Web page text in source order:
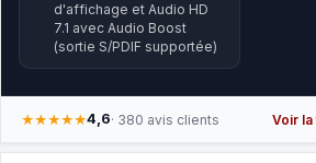
d'affichage et Audio HD
7.1 avec Audio Boost
(sortie S/PDIF supportée)
★★★★★4,6· 380 avis clients Voir